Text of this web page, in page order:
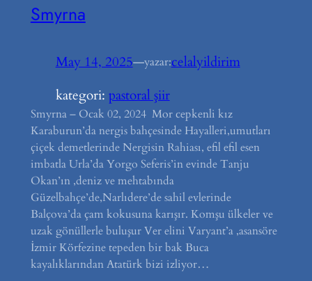
Smyrna
May 14, 2025—yazar:celalyildirim
kategori: pastoral şiir
Smyrna – Ocak 02, 2024 Mor cepkenli kız
Karaburun’da nergis bahçesinde Hayalleri,umutları
çiçek demetlerinde Nergisin Rahiası, efil efil esen
imbatla Urla’da Yorgo Seferis’in evinde Tanju
Okan’ın ,deniz ve mehtabında
Güzelbahçe’de,Narlıdere’de sahil evlerinde
Balçova’da çam kokusuna karışır. Komşu ülkeler ve
uzak gönüllerle buluşur Ver elini Varyant’a ,asansöre
İzmir Körfezine tepeden bir bak Buca
kayalıklarından Atatürk bizi izliyor…